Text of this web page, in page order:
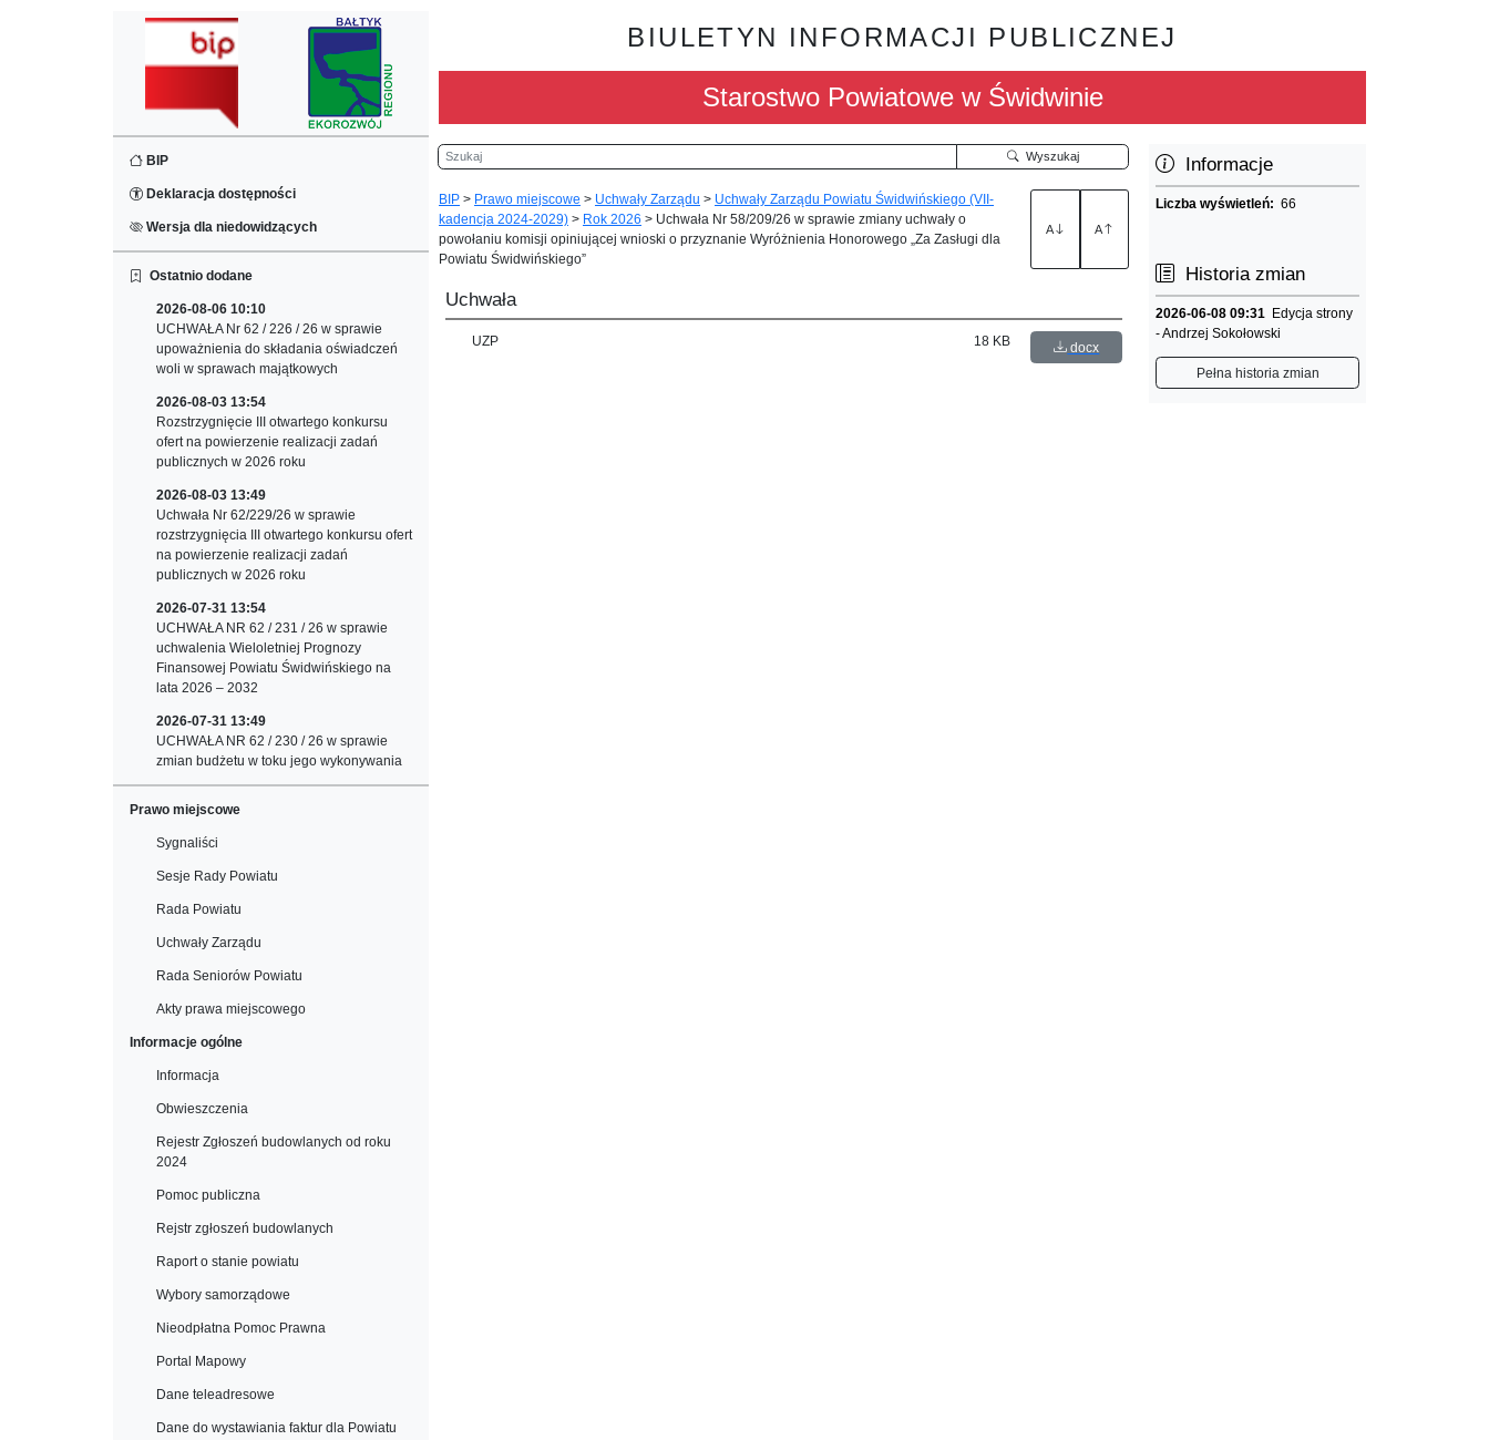
BIP
Deklaracja dostępności
Wersja dla niedowidzących
Ostatnio dodane
2026-08-06 10:10
UCHWAŁA Nr 62 / 226 / 26 w sprawie
upoważnienia do składania oświadczeń
woli w sprawach majątkowych
2026-08-03 13:54
Rozstrzygnięcie III otwartego konkursu
ofert na powierzenie realizacji zadań
publicznych w 2026 roku
2026-08-03 13:49
Uchwała Nr 62/229/26 w sprawie
rozstrzygnięcia III otwartego konkursu ofert
na powierzenie realizacji zadań
publicznych w 2026 roku
2026-07-31 13:54
UCHWAŁA NR 62 / 231 / 26 w sprawie
uchwalenia Wieloletniej Prognozy
Finansowej Powiatu Świdwińskiego na
lata 2026 – 2032
2026-07-31 13:49
UCHWAŁA NR 62 / 230 / 26 w sprawie
zmian budżetu w toku jego wykonywania
Prawo miejscowe
Sygnaliści
Sesje Rady Powiatu
Rada Powiatu
Uchwały Zarządu
Rada Seniorów Powiatu
Akty prawa miejscowego
Informacje ogólne
Informacja
Obwieszczenia
Rejestr Zgłoszeń budowlanych od roku
2024
Pomoc publiczna
Rejstr zgłoszeń budowlanych
Raport o stanie powiatu
Wybory samorządowe
Nieodpłatna Pomoc Prawna
Portal Mapowy
Dane teleadresowe
Dane do wystawiania faktur dla Powiatu
BIULETYN INFORMACJI PUBLICZNEJ
Starostwo Powiatowe w Świdwinie
Szukaj Wyszukaj
BIP > Prawo miejscowe > Uchwały Zarządu > Uchwały Zarządu Powiatu Świdwińskiego (VII-
kadencja 2024-2029) > Rok 2026 > Uchwała Nr 58/209/26 w sprawie zmiany uchwały o
powołaniu komisji opiniującej wnioski o przyznanie Wyróżnienia Honorowego „Za Zasługi dla
Powiatu Świdwińskiego”
A A
Uchwała
UZP 18 KB docx
Informacje
Liczba wyświetleń:66
Historia zmian
2026-06-08 09:31 Edycja strony
- Andrzej Sokołowski
Pełna historia zmian